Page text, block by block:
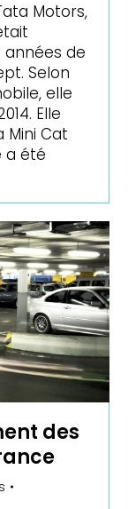
Motors,
années de
Selon
elle
Elle
Cat
a été
des